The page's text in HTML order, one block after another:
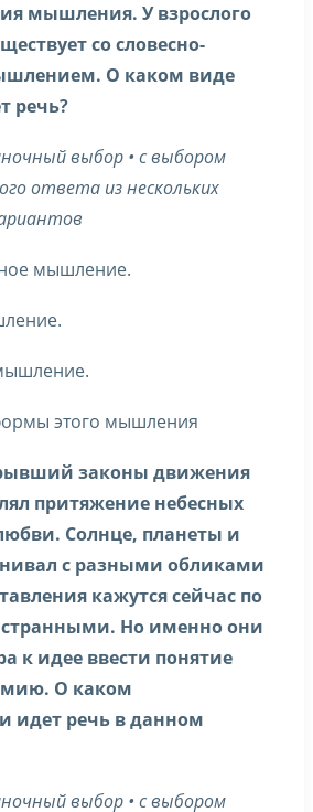
мышления. У взрослого
со словесно-
О каком виде
речь?
выбор • с выбором
ответа из нескольких
мышление.
этого мышления
законы движения
притяжение небесных
Солнце, планеты и
с разными обликами
кажутся сейчас по
Но именно они
к идее ввести понятие
О каком
идет речь в данном
выбор • с выбором